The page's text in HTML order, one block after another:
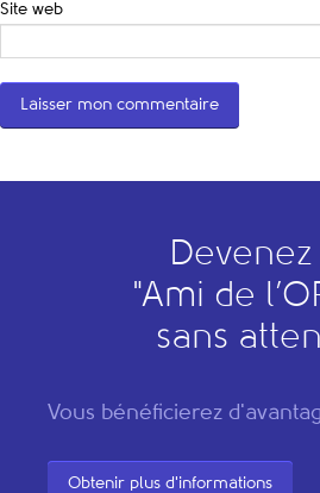
Site web
"Ami de l’O
sans
Vous bénéficierez
Obtenir plus d'informations